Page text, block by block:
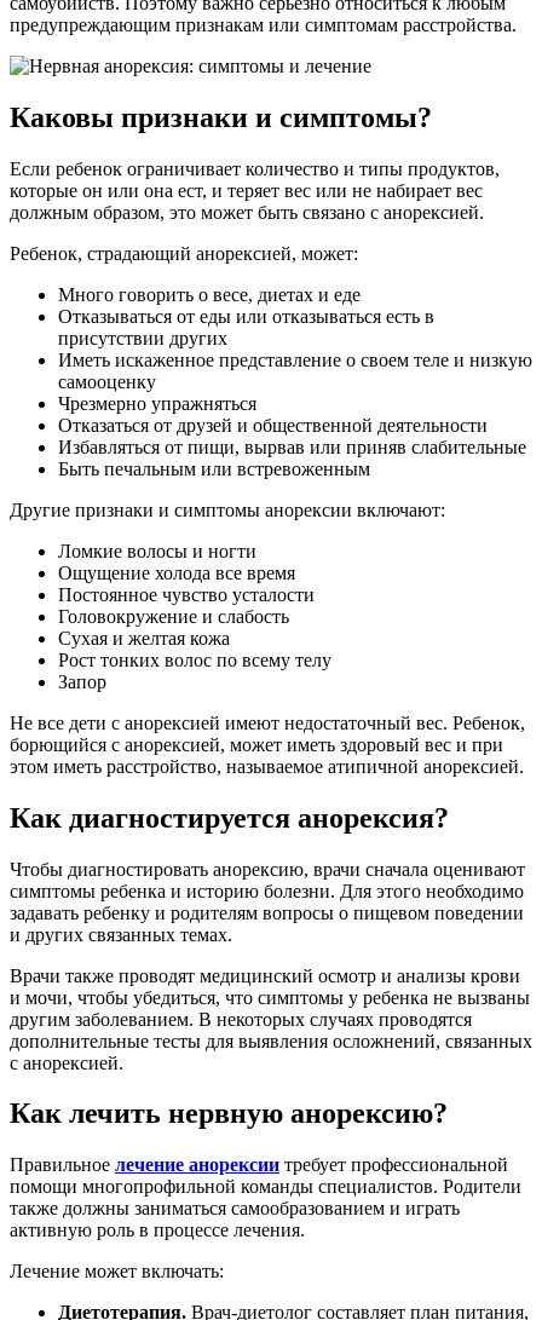
предупреждающим признакам или симптомам расстройства.
Каковы признаки и симптомы?
Если ребенок ограничивает количество и типы продуктов,
которые он или она ест, и теряет вес или не набирает вес
должным образом, это может быть связано с анорексией.
Ребенок, страдающий анорексией, может:
Много говорить о весе, диетах и ​​еде
Отказываться от еды или отказываться есть в
присутствии других
Иметь искаженное представление о своем теле и низкую
самооценку
Чрезмерно упражняться
Отказаться от друзей и общественной деятельности
Избавляться от пищи, вырвав или приняв слабительные
Быть печальным или встревоженным
Другие признаки и симптомы анорексии включают:
Ломкие волосы и ногти
Ощущение холода все время
Постоянное чувство усталости
Головокружение и слабость
Сухая и желтая кожа
Рост тонких волос по всему телу
Запор
Не все дети с анорексией имеют недостаточный вес. Ребенок,
борющийся с анорексией, может иметь здоровый вес и при
этом иметь расстройство, называемое атипичной анорексией.
Как диагностируется анорексия?
Чтобы диагностировать анорексию, врачи сначала оценивают
симптомы ребенка и историю болезни. Для этого необходимо
задавать ребенку и родителям вопросы о пищевом поведении
и других связанных темах.
Врачи также проводят медицинский осмотр и анализы крови
и мочи, чтобы убедиться, что симптомы у ребенка не вызваны
другим заболеванием. В некоторых случаях проводятся
дополнительные тесты для выявления осложнений, связанных
с анорексией.
Как лечить нервную анорексию?
Правильное лечение анорексии требует профессиональной
помощи многопрофильной команды специалистов. Родители
также должны заниматься самообразованием и играть
активную роль в процессе лечения.
Лечение может включать:
Диетотерапия. Врач-диетолог составляет план питания,